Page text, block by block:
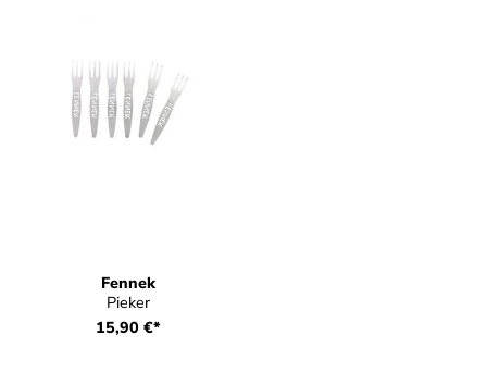
Fennek
Pieker
15,90 €*